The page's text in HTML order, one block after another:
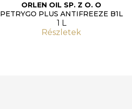
ORLEN OIL SP. Z O. O
PETRYGO PLUS ANTIFREEZE B1L
1 L
Részletek